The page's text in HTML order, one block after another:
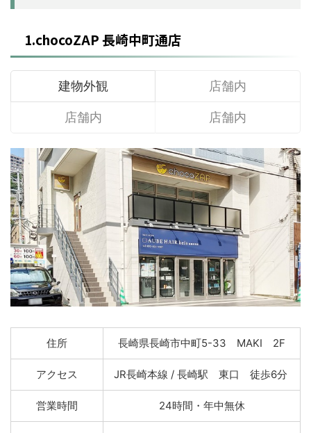
1.chocoZAP 長崎中町通店
建物外観 店舗内
店舗内 店舗内
住所 長崎県長崎市中町5-33 MAKI 2F
アクセス JR長崎本線 / 長崎駅 東口 徒歩6分
営業時間 24時間・年中無休